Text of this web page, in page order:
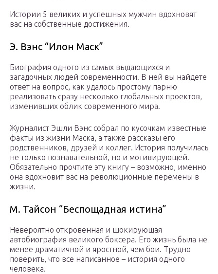
Истории 5 великих и успешных мужчин вдохновят
вас на собственные достижения.
Э. Вэнс “Илон Маск”
Биография одного из самых выдающихся и
загадочных людей современности. В ней вы найдете
ответ на вопрос, как удалось простому парню
реализовать сразу несколько глобальных проектов,
изменивших облик современного мира.
Журналист Эшли Вэнс собрал по кусочкам известные
факты из жизни Маска, а также рассказы его
родственников, друзей и коллег. История получилась
не только познавательной, но и мотивирующей.
Обязательно прочтите эту книгу – возможно, именно
она вдохновит вас на революционные перемены в
жизни.
М. Тайсон “Беспощадная истина”
Невероятно откровенная и шокирующая
автобиография великого боксера. Его жизнь была не
менее драматичной и яростной, чем бои. Трудно
поверить, что все написанное – история одного
человека.